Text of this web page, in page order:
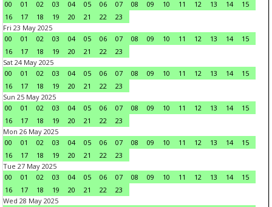
00
01 02 03 04 05 06 07 08 09 10 11 12 13 14
15
16
17 18 19 20 21 22
23
Fri 23 May 2025
00
01 02 03 04 05 06 07 08 09 10 11 12 13 14
15
16
17 18 19 20 21 22
23
Sat 24 May 2025
00
01 02 03 04 05 06 07 08 09 10 11 12 13 14
15
16
17 18 19 20 21 22
23
Sun 25 May 2025
00
01 02 03 04 05 06 07 08 09 10 11 12 13 14
15
16
17 18 19 20 21 22
23
Mon 26 May 2025
00
01 02 03 04 05 06 07 08 09 10 11 12 13 14
15
16
17 18 19 20 21 22
23
Tue 27 May 2025
00
01 02 03 04 05 06 07 08 09 10 11 12 13 14
15
16
17 18 19 20 21 22
23
Wed 28 May 2025